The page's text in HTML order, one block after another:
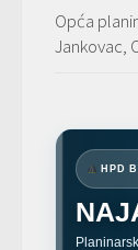
Opća
Jankovac,
HPD